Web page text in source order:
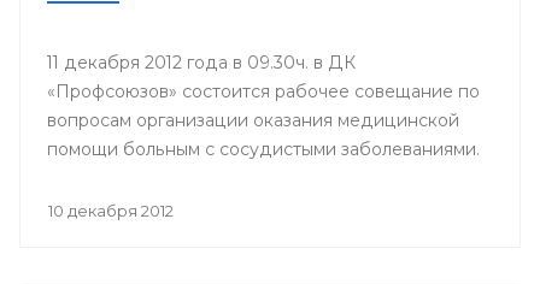
11 декабря 2012 года в 09.30ч. в ДК
«Профсоюзов» состоится рабочее совещание по
вопросам организации оказания медицинской
помощи больным с сосудистыми заболеваниями.
10 декабря 2012